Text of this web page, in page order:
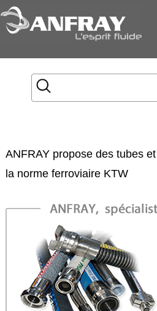
Flexibles
Onduleux
Accessoires
Maintenance
Etanchéité
Feuilles
/
Plaques
ANFRAY propose des tubes
la norme ferroviaire KTW